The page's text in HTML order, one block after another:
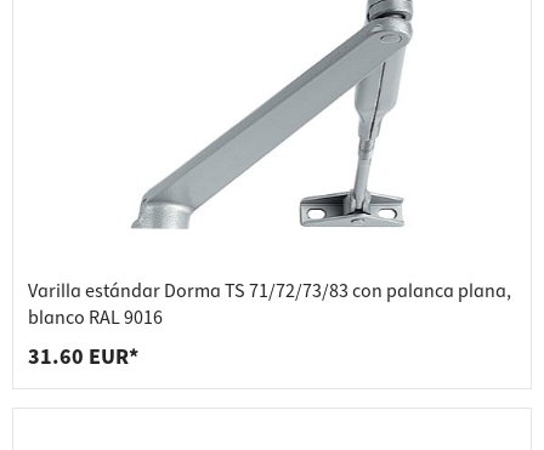
Varilla estándar Dorma TS 71/72/73/83 con palanca plana,
blanco RAL 9016
31.60 EUR*